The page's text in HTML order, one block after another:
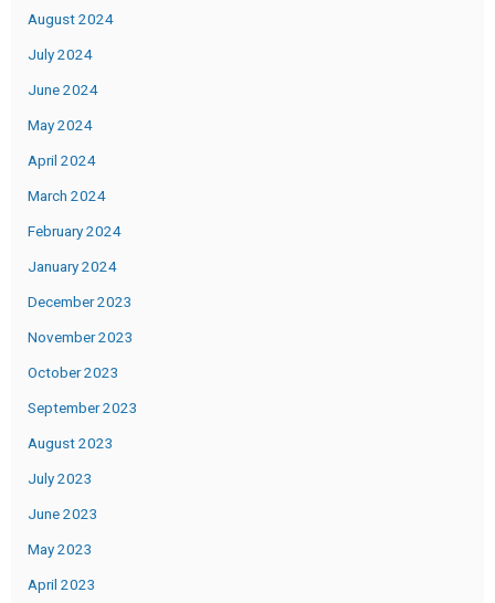
August 2024
July 2024
June 2024
May 2024
April 2024
March 2024
February 2024
January 2024
December 2023
November 2023
October 2023
September 2023
August 2023
July 2023
June 2023
May 2023
April 2023